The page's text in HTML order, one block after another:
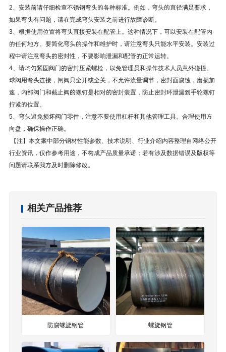
2、安装前请仔细检查不锈钢弯头的各种标准。例如，弯头的直径满足要求，
如果弯头有问题，请在完成弯头安装之前进行故障诊断。
3、根据使用位置将弯头直接安装在配管上。这种情况下，可以安装在配管内
的任何地方。要简化弯头的操作和维护时，请注意弯头只能水平安装。安装过
程中请注意弯头的密封性，不要影响泄漏和配管的正常运转。
4、请均匀紧固阀门的密封压紧螺栓，以免管理员和操作技术人员意外碰撞。
球阀用弯头连接，闸阀只全开或全关，不允许流量调节，密封面腐蚀，磨损加
速，内部阀门和截止阀的螺钉是相对的密封装置，防止密封环泄漏到手轮螺钉
拧紧的位置。
5、弯头避免损坏阀门零件，注意不要使用杠杆和其他管理工具。合理使用方
向盘，确保操作正确。
【注】本文案中部分钢材性能参数、技术说明、行业介绍内容整理自网络公开
行业资讯，仅作参考用途，不构成产品质量承诺；若有涉及数据错误及版权等
问题请联系我方及时删除修改。
相关产品推荐
防腐螺旋钢管 螺旋钢管